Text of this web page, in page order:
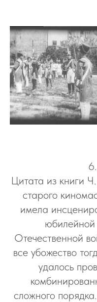
Цитата из книги
старого
имела
юбилейной
Отечественной
все убожество
удалось
сложного